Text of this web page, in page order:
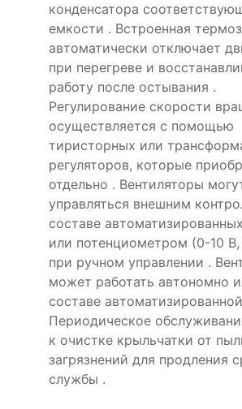
конденсатора
емкости . Встроенная
автоматически отключает
при перегреве и
работу после остывания .
Регулирование скорости
осуществляется с помощью
тиристорных или
регуляторов, которые
отдельно . Вентиляторы
управляться внешним
составе
или потенциометром (0-10
при ручном управлении .
может работать автономно
составе
Периодическое
к очистке крыльчатки от
загрязнений для продления
службы .